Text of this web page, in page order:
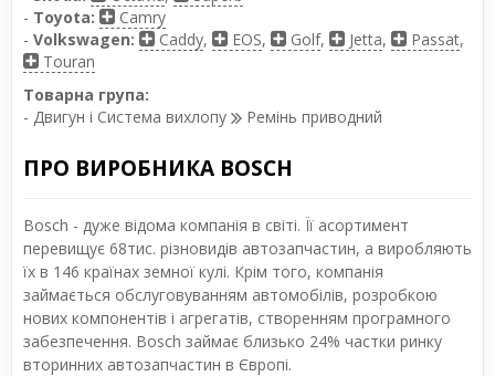
- Toyota:
Camry
- Volkswagen: Caddy, EOS, Golf, Jetta, Passat,
Touran
Товарна група:
- Двигун і Система вихлопу
Ремінь приводний
ПРО ВИРОБНИКА BOSCH
Bosch - дуже відома компанія в світі. Її асортимент
перевищує 68тис. різновидів автозапчастин, а виробляють
їх в 146 країнах земної кулі. Крім того, компанія
займається обслуговуванням автомобілів, розробкою
нових компонентів і агрегатів, створенням програмного
забезпечення. Bosch займає близько 24% частки ринку
вторинних автозапчастин в Європі.